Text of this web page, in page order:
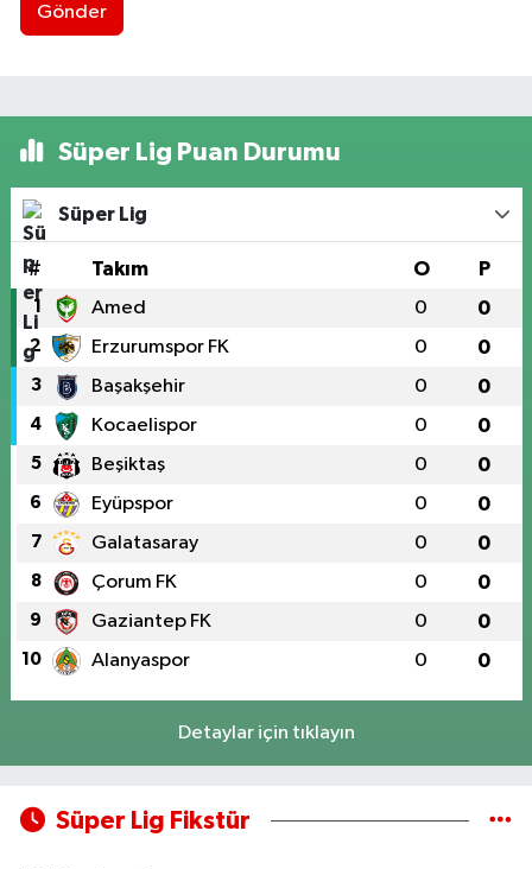
Gönder
Süper Lig Puan Durumu
Süper Lig
# Takım O P
1 Amed 0 0
2 Erzurumspor FK 0 0
3 Başakşehir 0 0
4 Kocaelispor 0 0
5 Beşiktaş 0 0
6 Eyüpspor 0 0
7 Galatasaray 0 0
8 Çorum FK 0 0
9 Gaziantep FK 0 0
10 Alanyaspor 0 0
Detaylar için tıklayın
Süper Lig Fikstür